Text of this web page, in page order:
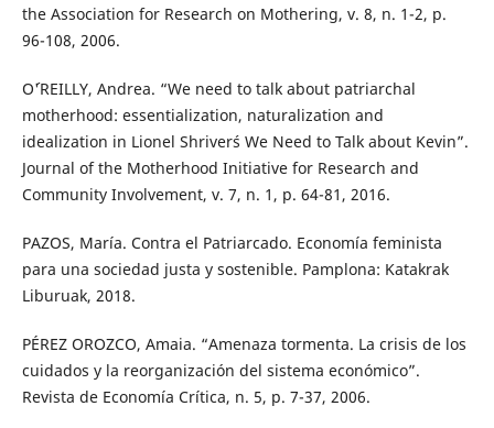
the Association for Research on Mothering, v. 8, n. 1-2, p.
96-108, 2006.
O´'REILLY, Andrea. “We need to talk about patriarchal
motherhood: essentialization, naturalization and
idealization in Lionel Shriver´s We Need to Talk about Kevin”.
Journal of the Motherhood Initiative for Research and
Community Involvement, v. 7, n. 1, p. 64-81, 2016.
PAZOS, María. Contra el Patriarcado. Economía feminista
para una sociedad justa y sostenible. Pamplona: Katakrak
Liburuak, 2018.
PÉREZ OROZCO, Amaia. “Amenaza tormenta. La crisis de los
cuidados y la reorganización del sistema económico”.
Revista de Economía Crítica, n. 5, p. 7-37, 2006.